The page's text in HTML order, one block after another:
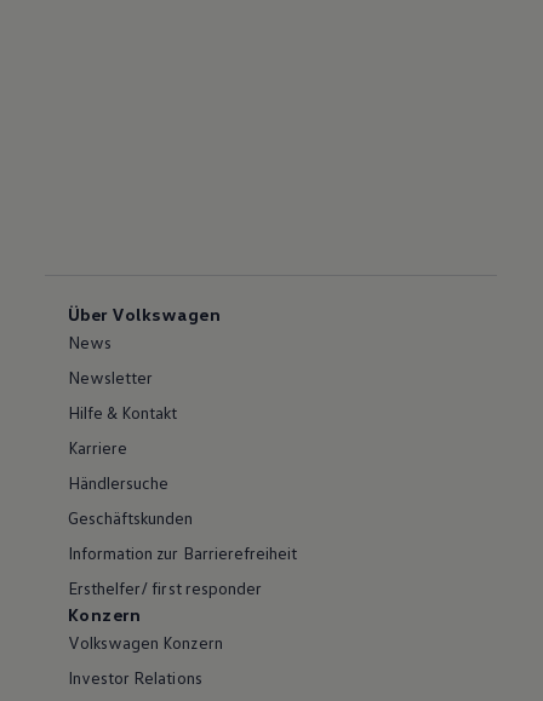
Über Volkswagen
News
Newsletter
Hilfe & Kontakt
Karriere
Händlersuche
Geschäftskunden
Information zur Barrierefreiheit
Ersthelfer/ first responder
Konzern
Volkswagen Konzern
Investor Relations